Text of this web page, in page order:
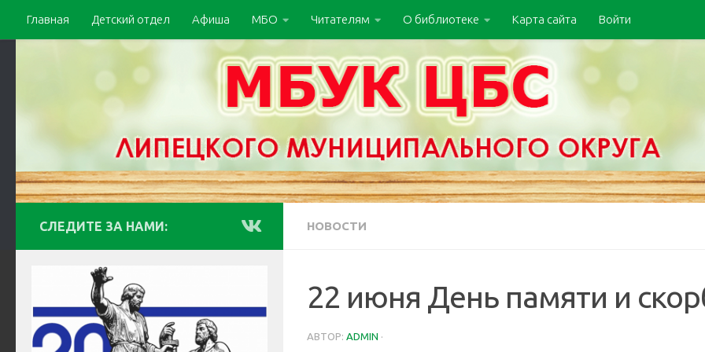
Главная Детский отдел Афиша МБО Читателям О библиотеке Карта сайта Войти
НОВОСТИ
22 июня День памяти и
АВТОР: ADMIN ·
СЛЕДИТЕ ЗА НАМИ: